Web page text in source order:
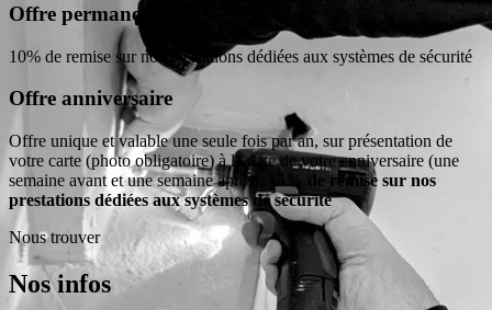
Offre permanente
10% de remise sur nos prestations dédiées aux systèmes de sécurité
Offre anniversaire
Offre unique et valable une seule fois par an, sur présentation de
votre carte (photo obligatoire) à la date de votre anniversaire (une
semaine avant et une semaine après),
15% de remise sur nos
prestations dédiées aux systèmes de sécurité
Nous trouver
Nos infos